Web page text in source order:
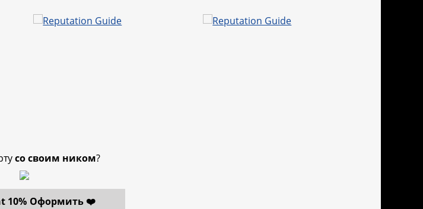
со своим ником?
Оформить ❤️